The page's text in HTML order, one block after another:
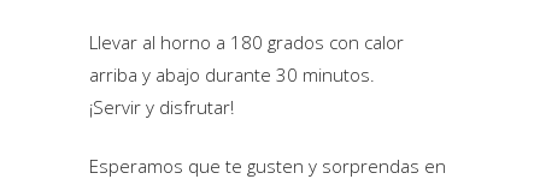
Llevar al horno a 180 grados con calor
arriba y abajo durante 30 minutos.
¡Servir y disfrutar!
Esperamos que te gusten y sorprendas en